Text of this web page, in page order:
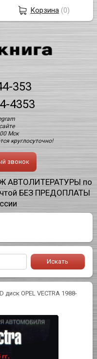
353
4353
Мск
круглосуточно!
звонок
АВТОЛИТЕРАТУРЫ по
БЕЗ ПРЕДОПЛАТЫ
диск OPEL VECTRA 1988-
Корзина (0)